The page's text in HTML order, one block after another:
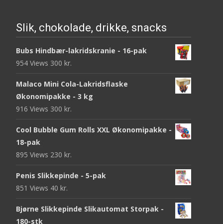
Slik, chokolade, drikke, snacks
Bubs Hindbær-lakridskranie - 16-pak
954 Views 300 kr.
Malaco Mini Cola-Lakridsflaske
Økonomipakke - 3 kg
916 Views 300 kr.
Cool Bubble Gum Rolls XXL Økonomipakke -
18-pak
895 Views 230 kr.
Penis Slikkepinde - 5-pak
851 Views 40 kr.
Bjørne Slikkepinde Slikautomat Storpak -
180-stk